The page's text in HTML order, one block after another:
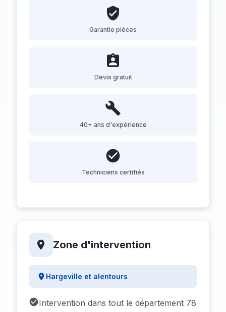
Garantie pièces
Devis gratuit
40+ ans d'expérience
Techniciens certifiés
Zone d'intervention
Hargeville et alentours
Intervention dans tout le département 78